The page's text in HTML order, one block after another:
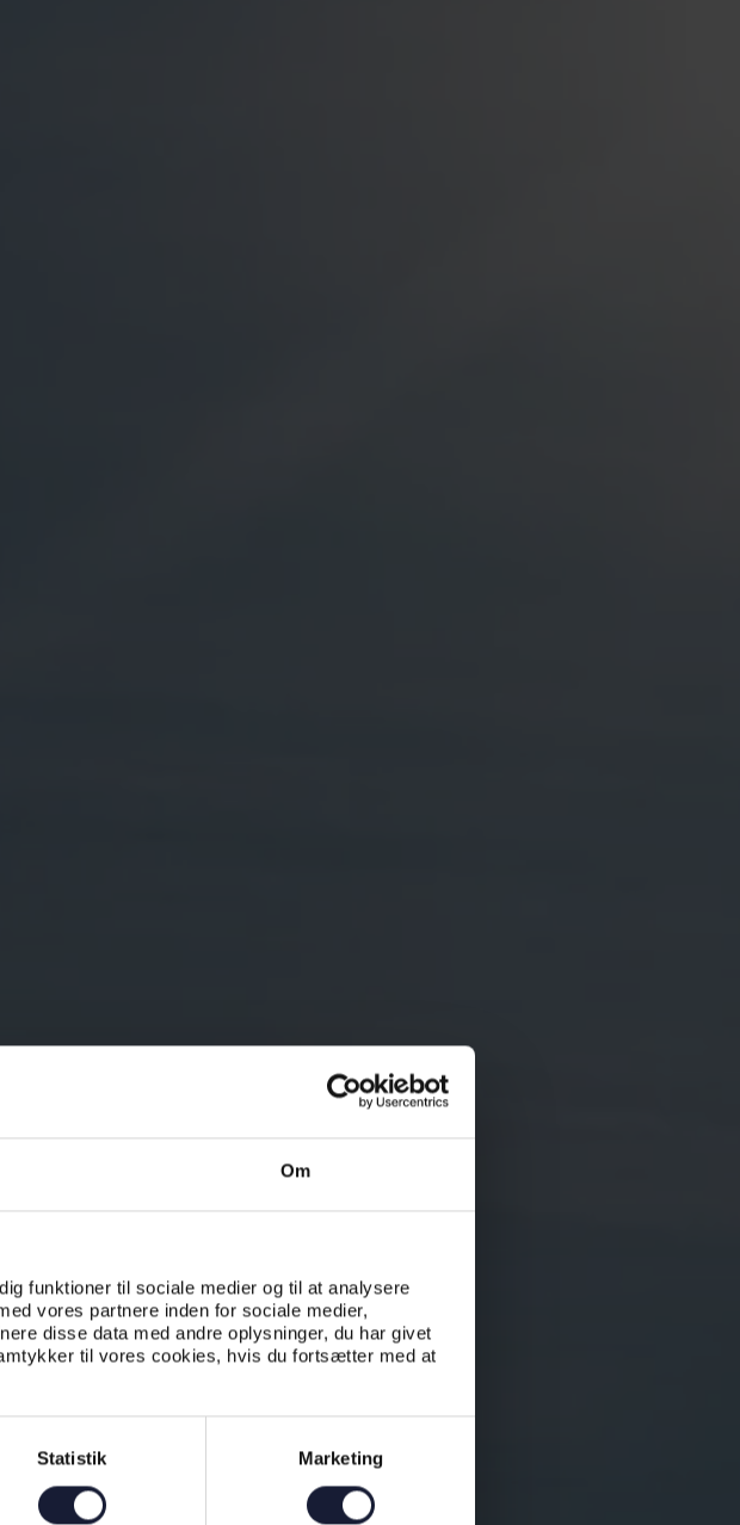
Om
funktioner til sociale medier og til at analysere
vores partnere inden for sociale medier,
disse data med andre oplysninger, du har givet
til vores cookies, hvis du fortsætter med at
Statistik Marketing